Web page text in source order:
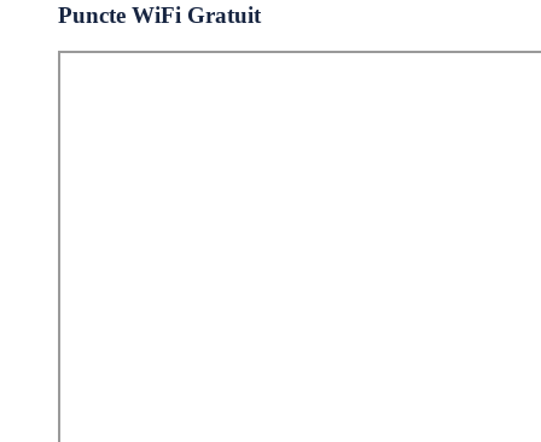
Puncte WiFi Gratuit